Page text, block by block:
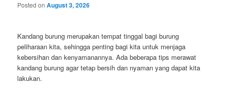
Posted onAugust 3, 2026
Kandang burung merupakan tempat tinggal bagi burung
peliharaan kita, sehingga penting bagi kita untuk menjaga
kebersihan dan kenyamanannya. Ada beberapa tips merawat
kandang burung agar tetap bersih dan nyaman yang dapat kita
lakukan.